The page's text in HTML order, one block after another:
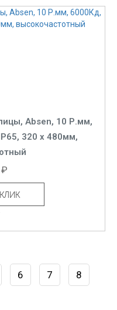
Absen, 10 Р.мм,
320 x 480мм,
6 7 8